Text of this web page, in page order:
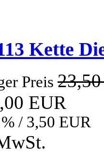
Kette
Preis
EUR
/ 3,50 EUR